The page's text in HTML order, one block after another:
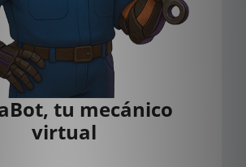
tu mecánico
virtual